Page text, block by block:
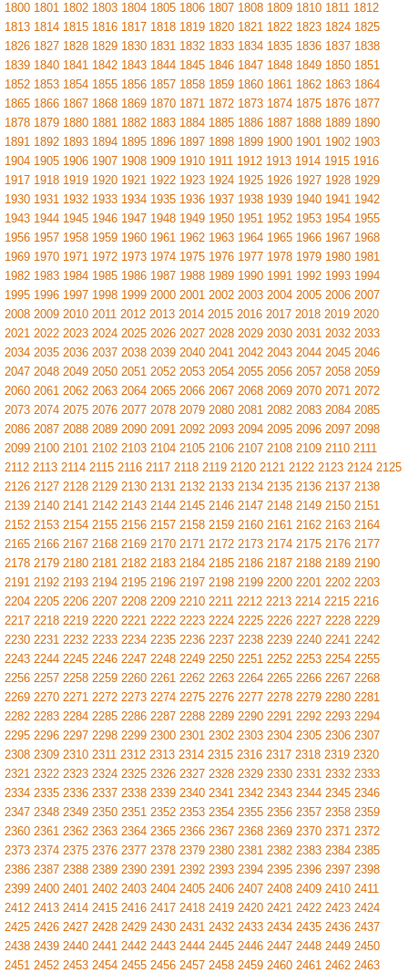
1800 1801 1802 1803 1804 1805 1806 1807 1808 1809 1810 1811 1812
1813 1814 1815 1816 1817 1818 1819 1820 1821 1822 1823 1824 1825
1826 1827 1828 1829 1830 1831 1832 1833 1834 1835 1836 1837 1838
1839 1840 1841 1842 1843 1844 1845 1846 1847 1848 1849 1850 1851
1852 1853 1854 1855 1856 1857 1858 1859 1860 1861 1862 1863 1864
1865 1866 1867 1868 1869 1870 1871 1872 1873 1874 1875 1876 1877
1878 1879 1880 1881 1882 1883 1884 1885 1886 1887 1888 1889 1890
1891 1892 1893 1894 1895 1896 1897 1898 1899 1900 1901 1902 1903
1904 1905 1906 1907 1908 1909 1910 1911 1912 1913 1914 1915 1916
1917 1918 1919 1920 1921 1922 1923 1924 1925 1926 1927 1928 1929
1930 1931 1932 1933 1934 1935 1936 1937 1938 1939 1940 1941 1942
1943 1944 1945 1946 1947 1948 1949 1950 1951 1952 1953 1954 1955
1956 1957 1958 1959 1960 1961 1962 1963 1964 1965 1966 1967 1968
1969 1970 1971 1972 1973 1974 1975 1976 1977 1978 1979 1980 1981
1982 1983 1984 1985 1986 1987 1988 1989 1990 1991 1992 1993 1994
1995 1996 1997 1998 1999 2000 2001 2002 2003 2004 2005 2006 2007
2008 2009 2010 2011 2012 2013 2014 2015 2016 2017 2018 2019 2020
2021 2022 2023 2024 2025 2026 2027 2028 2029 2030 2031 2032 2033
2034 2035 2036 2037 2038 2039 2040 2041 2042 2043 2044 2045 2046
2047 2048 2049 2050 2051 2052 2053 2054 2055 2056 2057 2058 2059
2060 2061 2062 2063 2064 2065 2066 2067 2068 2069 2070 2071 2072
2073 2074 2075 2076 2077 2078 2079 2080 2081 2082 2083 2084 2085
2086 2087 2088 2089 2090 2091 2092 2093 2094 2095 2096 2097 2098
2099 2100 2101 2102 2103 2104 2105 2106 2107 2108 2109 2110 2111
2112 2113 2114 2115 2116 2117 2118 2119 2120 2121 2122 2123 2124 2125
2126 2127 2128 2129 2130 2131 2132 2133 2134 2135 2136 2137 2138
2139 2140 2141 2142 2143 2144 2145 2146 2147 2148 2149 2150 2151
2152 2153 2154 2155 2156 2157 2158 2159 2160 2161 2162 2163 2164
2165 2166 2167 2168 2169 2170 2171 2172 2173 2174 2175 2176 2177
2178 2179 2180 2181 2182 2183 2184 2185 2186 2187 2188 2189 2190
2191 2192 2193 2194 2195 2196 2197 2198 2199 2200 2201 2202 2203
2204 2205 2206 2207 2208 2209 2210 2211 2212 2213 2214 2215 2216
2217 2218 2219 2220 2221 2222 2223 2224 2225 2226 2227 2228 2229
2230 2231 2232 2233 2234 2235 2236 2237 2238 2239 2240 2241 2242
2243 2244 2245 2246 2247 2248 2249 2250 2251 2252 2253 2254 2255
2256 2257 2258 2259 2260 2261 2262 2263 2264 2265 2266 2267 2268
2269 2270 2271 2272 2273 2274 2275 2276 2277 2278 2279 2280 2281
2282 2283 2284 2285 2286 2287 2288 2289 2290 2291 2292 2293 2294
2295 2296 2297 2298 2299 2300 2301 2302 2303 2304 2305 2306 2307
2308 2309 2310 2311 2312 2313 2314 2315 2316 2317 2318 2319 2320
2321 2322 2323 2324 2325 2326 2327 2328 2329 2330 2331 2332 2333
2334 2335 2336 2337 2338 2339 2340 2341 2342 2343 2344 2345 2346
2347 2348 2349 2350 2351 2352 2353 2354 2355 2356 2357 2358 2359
2360 2361 2362 2363 2364 2365 2366 2367 2368 2369 2370 2371 2372
2373 2374 2375 2376 2377 2378 2379 2380 2381 2382 2383 2384 2385
2386 2387 2388 2389 2390 2391 2392 2393 2394 2395 2396 2397 2398
2399 2400 2401 2402 2403 2404 2405 2406 2407 2408 2409 2410 2411
2412 2413 2414 2415 2416 2417 2418 2419 2420 2421 2422 2423 2424
2425 2426 2427 2428 2429 2430 2431 2432 2433 2434 2435 2436 2437
2438 2439 2440 2441 2442 2443 2444 2445 2446 2447 2448 2449 2450
2451 2452 2453 2454 2455 2456 2457 2458 2459 2460 2461 2462 2463